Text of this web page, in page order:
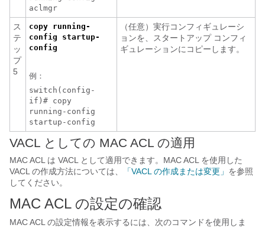
aclmgr
ス
テ
ッ
プ
5
copy running-
config startup-
config
例：
switch(config-
if)# copy
running-config
startup-config
（任意）実行コンフィギュレーシ
ョンを、スタートアップ コンフィ
ギュレーションにコピーします。
VACL としての MAC ACL の適用
MAC ACL は VACL として適用できます。MAC ACL を使用した
VACL の作成方法については、
「VACL の作成または変更」 を参照
してください。
MAC ACL の設定の確認
MAC ACL の設定情報を表示するには、次のコマンドを使用しま